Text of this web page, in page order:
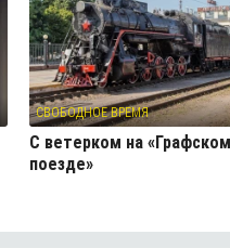
СВОБОДНОЕ ВРЕМЯ
С ветерком на «Графском
поезде»